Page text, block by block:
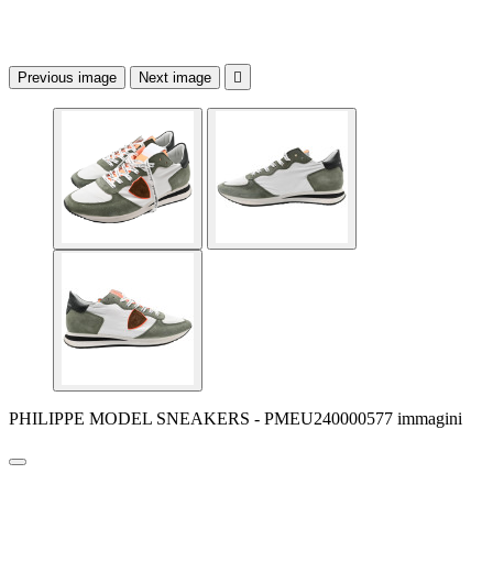
Previous image Next image 
PHILIPPE MODEL SNEAKERS - PMEU240000577 immagini